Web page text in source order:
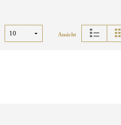
Ansicht